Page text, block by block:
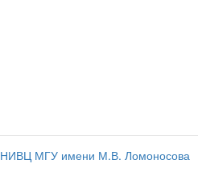
НИВЦ МГУ имени М.В. Ломоносова